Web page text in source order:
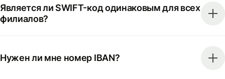
Является ли SWIFT-код одинаковым для всех
филиалов?
Нужен ли мне номер IBAN?